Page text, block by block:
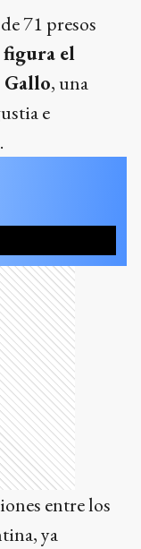
71 presos
el
, una
e
entre los
ya